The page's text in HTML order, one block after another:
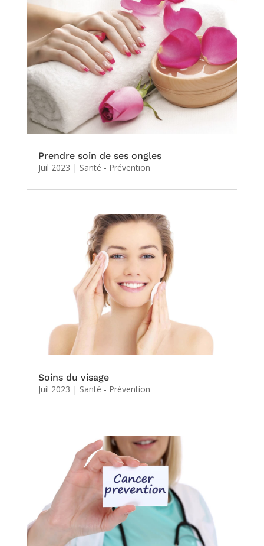
Prendre soin de ses ongles
Juil 2023 | Santé - Prévention
Soins du visage
Juil 2023 | Santé - Prévention